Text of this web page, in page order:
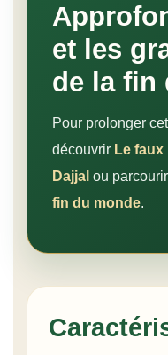
et les
de la fin
Pour prolonger
découvrir Le
Dajjal ou parcourir
fin du monde.